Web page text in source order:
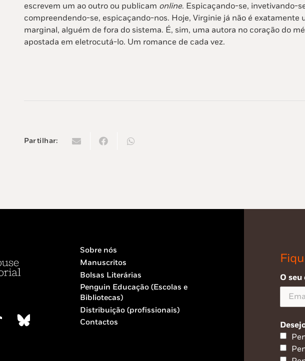
escrevem um ao outro ou publicam online. Espicaçando-se, invetivando-
compreendendo-se, espicaçando-nos. Hoje, Virginie já não é exatamente
marginal, alguém de fora do sistema. É, sim, uma autora no coração do
apostada em eletrocutá-lo. Um romance de cada vez.
Partilhar:
Sobre nós
Manuscritos
Bolsas Literárias
Penguin Educação (Escolas e
Bibliotecas)
Distribuição (profissionais)
Contactos
O